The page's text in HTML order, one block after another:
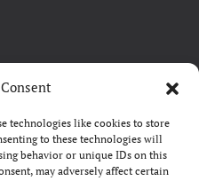
technologies like cookies to store
to these technologies will
behavior or unique IDs on this
may adversely affect certain